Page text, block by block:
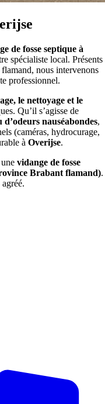
de fosse septique à
spécialiste local. Présents
nous intervenons
professionnel.
le nettoyage et le
Qu’il s’agisse de
d’odeurs nauséabondes,
(caméras, hydrocurage,
à Overijse.
vidange de fosse
Brabant flamand).